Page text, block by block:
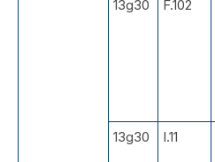
13g30
F.102
13g30 I.11